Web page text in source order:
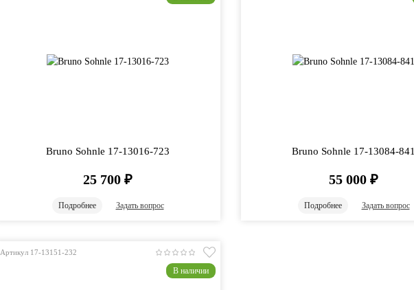
Bruno Sohnle 17-13016-723
25 700 ₽
Подробнее Задать вопрос
Bruno Sohnle 17-13084-841
55 000 ₽
Подробнее Задать вопрос
Артикул 17-13151-232
В наличии